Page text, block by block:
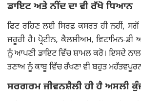
ਡਾਇਟ ਅਤੇ ਨੀਂਦ ਦਾ ਵੀ ਰੱਖੋ ਧਿਆਨ
ਫਿਟ ਰਹਿਣ ਲਈ ਸਿਰਫ਼ ਕਸਰਤ ਹੀ ਨਹੀਂ, ਸਗੋਂ
ਜ਼ਰੂਰੀ ਹੈ। ਪ੍ਰੋਟੀਨ, ਕੈਲਸ਼ੀਅਮ, ਵਿਟਾਮਿਨ-
ਨੂੰ ਆਪਣੀ ਡਾਇਟ ਵਿੱਚ ਸ਼ਾਮਲ ਕਰੋ। ਇਸਦੇ
ਤਣਾਅ ਨੂੰ ਕਾਬੂ ਵਿੱਚ ਰੱਖਣਾ ਵੀ ਬਹੁਤ
ਸਰਗਰਮ ਜੀਵਨਸ਼ੈਲੀ ਹੀ ਹੈ ਅਸਲੀ